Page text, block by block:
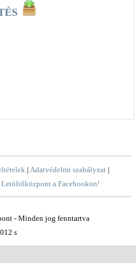
|Adatvédelmi szabályzat |
Letöltőközpont a Facebookon!
- Minden jog fenntartva
s